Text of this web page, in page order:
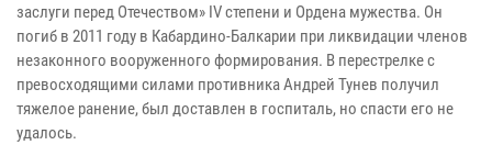
заслуги перед Отечеством» IV степени и Ордена мужества. Он
погиб в 2011 году в Кабардино-Балкарии при ликвидации членов
незаконного вооруженного формирования. В перестрелке с
превосходящими силами противника Андрей Тунев получил
тяжелое ранение, был доставлен в госпиталь, но спасти его не
удалось.